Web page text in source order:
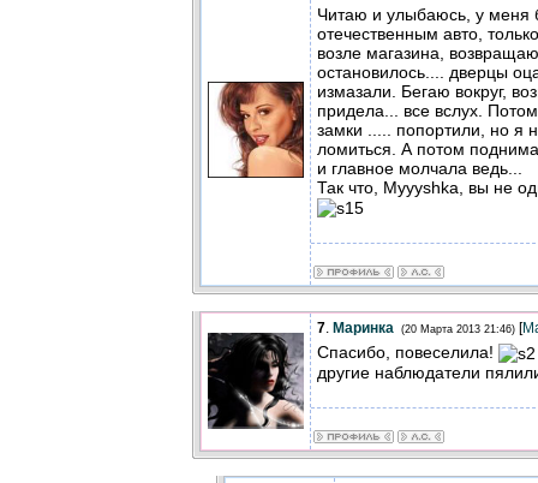
Читаю и улыбаюсь, у меня
отечественным авто,
возле магазина,
остановилось.... дверцы
измазали. Бегаю вокруг,
придела... все вслух.
замки ..... попортили, но я
ломиться. А потом
и главное молчала ведь...
Так что, Myyyshka, вы не
7. Маринка (20 Марта 2013 21:46) [
Спасибо, повеселила!
другие наблюдатели